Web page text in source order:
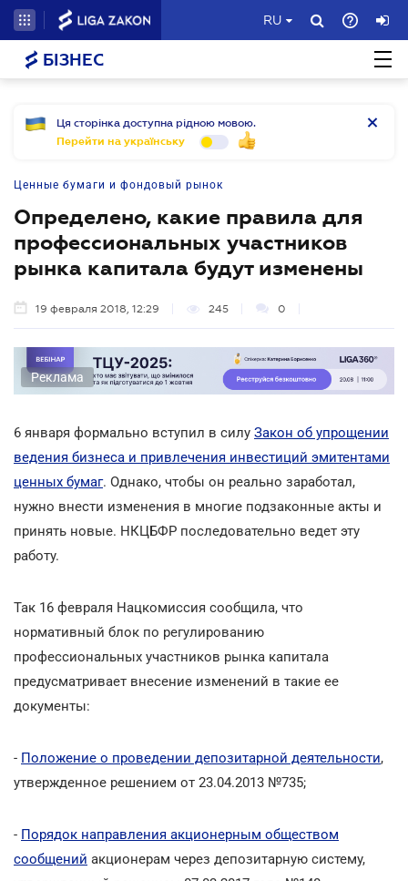
RU
БІЗНЕС
Ця сторінка доступна рідною мовою.
Перейти на українську
Ценные бумаги и фондовый рынок
Определено, какие правила для
профессиональных участников
рынка капитала будут изменены
19 февраля 2018, 12:29 245 0
Реклама
6 января формально вступил в силу Закон об упрощении
ведения бизнеса и привлечения инвестиций эмитентами
ценных бумаг. Однако, чтобы он реально заработал,
нужно внести изменения в многие подзаконные акты и
принять новые. НКЦБФР последовательно ведет эту
работу.
Так 16 февраля Нацкомиссия сообщила, что
нормативный блок по регулированию
профессиональных участников рынка капитала
предусматривает внесение изменений в такие ее
документы:
- Положение о проведении депозитарной деятельности,
утвержденное решением от 23.04.2013 №735;
- Порядок направления акционерным обществом
сообщений акционерам через депозитарную систему,